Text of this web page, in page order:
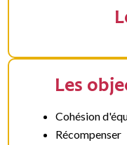
Les
Cohésion
Récompenser